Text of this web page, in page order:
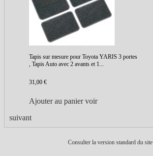
Tapis sur mesure pour Toyota YARIS 3 portes
, Tapis Auto avec 2 avants et 1...
31,00 €
Ajouter au panier voir
suivant
Consulter la version standard du site